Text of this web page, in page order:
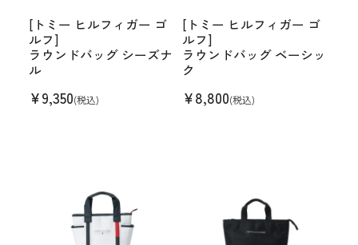
[トミー ヒルフィガー ゴ
ルフ]
ラウンドバッグ シーズナ
ル
¥9,350(税込)
[トミー ヒルフィガー ゴ
ルフ]
ラウンドバッグ ベーシッ
ク
¥8,800(税込)